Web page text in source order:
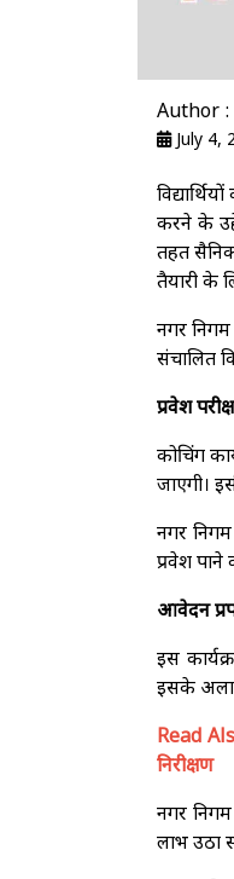
Author :
July 4,
करने के
तहत सैनिक
तैयारी के
नगर निगम
संचालित
प्रवेश
कोचिंग
जाएगी।
नगर निगम
प्रवेश पाने
आवेदन
इस
इसके
Read
निरीक्षण
नगर
लाभ उठा